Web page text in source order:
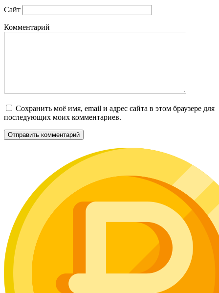
Сайт
Комментарий
Сохранить моё имя, email и адрес сайта в этом браузере для
последующих моих комментариев.